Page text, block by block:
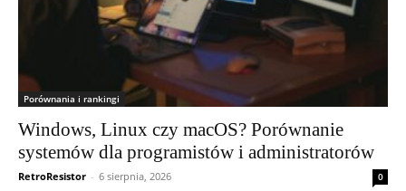
Porównania i rankingi
Windows, Linux czy macOS? Porównanie
systemów dla programistów i administratorów
RetroResistor - 6 sierpnia, 2026 0